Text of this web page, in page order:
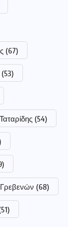
(67)
(53)
(54)
(68)